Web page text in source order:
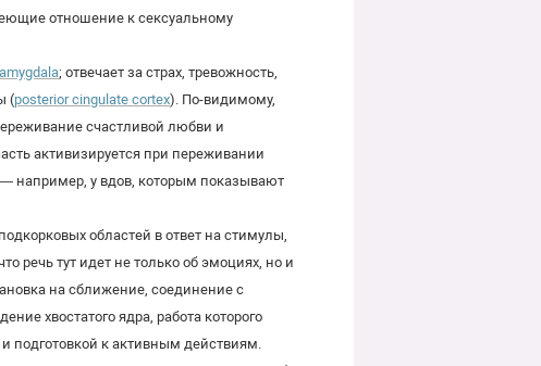
отношение к сексуальному
amygdala; отвечает за страх, тревожность,
(posterior cingulate cortex). По-видимому,
счастливой любви и
активизируется при переживании
например, у вдов, которым показывают
областей в ответ на стимулы,
речь тут идет не только об эмоциях, но и
на сближение, соединение с
хвостатого ядра, работа которого
подготовкой к активным действиям.